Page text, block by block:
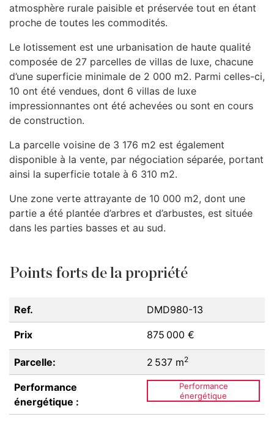
atmosphère rurale paisible et préservée tout en étant
proche de toutes les commodités.
Le lotissement est une urbanisation de haute qualité
composée de 27 parcelles de villas de luxe, chacune
d’une superficie minimale de 2 000 m2. Parmi celles-ci,
10 ont été vendues, dont 6 villas de luxe
impressionnantes ont été achevées ou sont en cours
de construction.
La parcelle voisine de 3 176 m2 est également
disponible à la vente, par négociation séparée, portant
ainsi la superficie totale à 6 310 m2.
Une zone verte attrayante de 10 000 m2, dont une
partie a été plantée d’arbres et d’arbustes, est située
dans les parties basses et au sud.
Points forts de la propriété
Ref. DMD980-13
Prix 875 000 €
Parcelle: 2 537 m2
Performance
énergétique :
Performance
énergétique